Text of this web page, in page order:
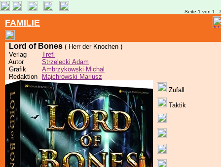
Seite 1 von 1
FAMILIE
Lord of Bones ( Herr der Knochen )
Verlag
Trefl
Autor
Strzelecki Adam
Grafik
Ambrzykowski Michal
Redaktion
Majchrowski Mariusz
Zufall
Taktik